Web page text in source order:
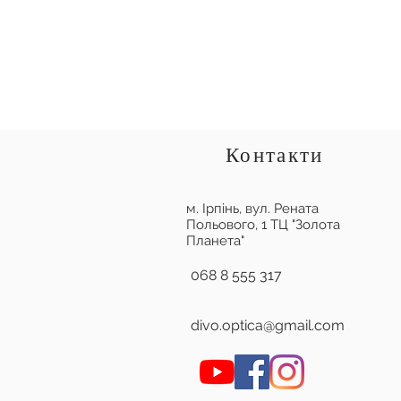
Контакти
м. Ірпінь, вул. Рената
Польового, 1 ТЦ "Золота
Планета"
068 8 555 317
divo.optica@gmail.com